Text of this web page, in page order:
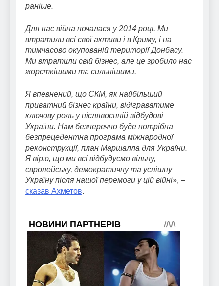
раніше.
Для нас війна почалася у 2014 році. Ми
втратили всі свої активи і в Криму, і на
тимчасово окупованій території Донбасу.
Ми втратили свій бізнес, але це зробило нас
жорсткішими та сильнішими.
Я впевнений, що СКМ, як найбільший
приватний бізнес країни, відіграватиме
ключову роль у післявоєнній відбудові
України. Нам безперечно буде потрібна
безпрецедентна програма міжнародної
реконструкції, план Маршалла для України.
Я вірю, що ми всі відбудуємо вільну,
європейську, демократичну та успішну
Україну після нашої перемоги у цій війні», –
сказав Ахметов.